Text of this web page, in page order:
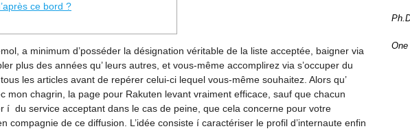
ce bord ?
a minimum d’posséder la désignation véritable de la liste acceptée, baigner via
plus des années qu’ leurs autres, et vous-même accomplirez via s’occuper du
les articles avant de repérer celui-ci lequel vous-même souhaitez. Alors qu’
mon chagrin, la page pour Rakuten levant vraiment efficace, sauf que chacun
í du service acceptant dans le cas de peine, que cela concerne pour votre
compagnie de ce diffusion. L’idée consiste í caractériser le profil d’internaute enfin